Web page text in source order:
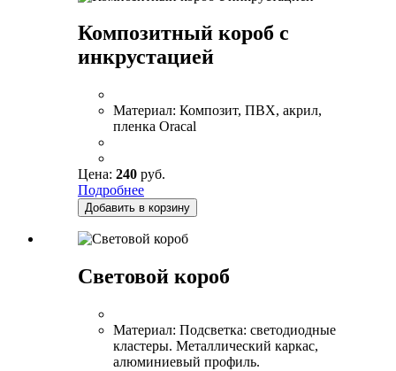
Композитный короб с
инкрустацией
Материал: Композит, ПВХ, акрил,
пленка Oracal
Цена: 240 руб.
Подробнее
Добавить в корзину
Световой короб
Материал: Подсветка: светодиодные
кластеры. Металлический каркас,
алюминиевый профиль.